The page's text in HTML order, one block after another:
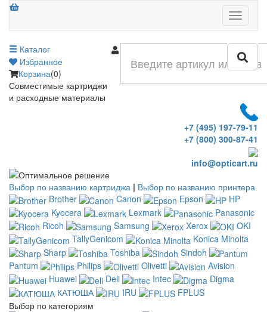
Меню
Каталог
Избранное
Корзина(0)
Совместимые картриджи
и расходные материалы
+7 (495) 197-79-11
+7 (800) 300-87-41
info@opticart.ru
Выбор по названию картриджа | Выбор по названию принтера
Brother
Canon Epson
HP
Kyocera
Lexmark
Panasonic
Ricoh
Samsung Xerox
OKI
TallyGenicom
Konica Minolta
Sharp
Toshiba
Sindoh
Pantum
Philips Olivetti
Avision
Huawei
Deli Intec
Digma
КАТЮША
IRU
FPLUS
Выбор по категориям